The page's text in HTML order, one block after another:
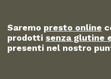
Saremo presto online
prodotti senza glutine
presenti nel nostro